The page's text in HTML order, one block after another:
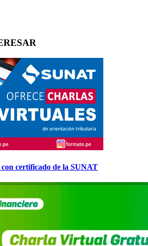
certificado de la SUNAT